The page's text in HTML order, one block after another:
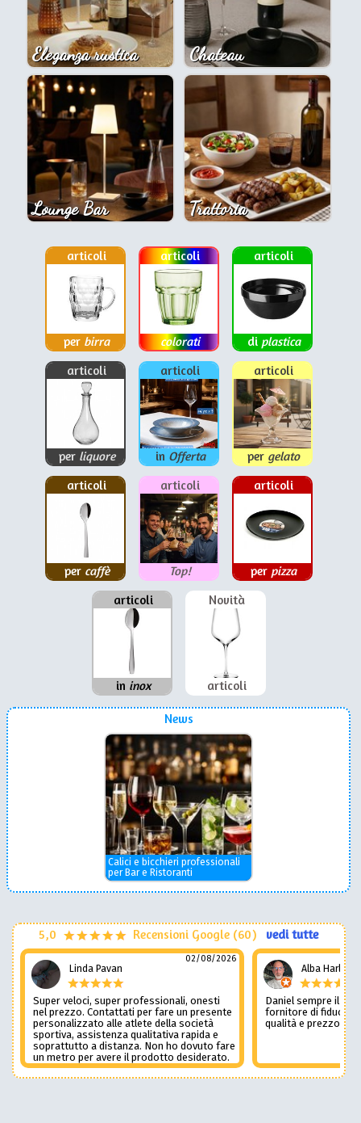
Eleganza rustica Chateau
Lounge Bar Trattoria
articoli
per birra
articoli
colorati
articoli
di plastica
articoli
per liquore
articoli
in Offerta
articoli
per gelato
articoli
per caffè
articoli
Top!
articoli
per pizza
articoli
in inox
Novità
articoli
News
Calici e bicchieri professionali
per Bar e Ristoranti
5,0 Recensioni Google (60) vedi tutte
Linda Pavan
02/08/2026
Super veloci, super professionali, onesti
nel prezzo. Contattati per fare un presente
personalizzato alle atlete della società
sportiva, assistenza qualitativa rapida e
soprattutto a distanza. Non ho dovuto fare
un metro per avere il prodotto desiderato.
Una assistenza del genere è rara e
preziosa. Credo li contatterò ancora in
Alba Harley
Daniel sempre il
fornitore di fiducia
qualità e prezzo